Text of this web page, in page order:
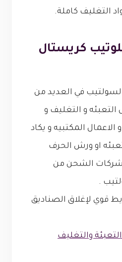
التغليف كاملة.
كريستال
في العديد من
و التغليف و
المكتبيه و يكاد
او ورش الحرف
و شركات الشحن من
.
قوي لإغلاق الصناديق
والتغليف